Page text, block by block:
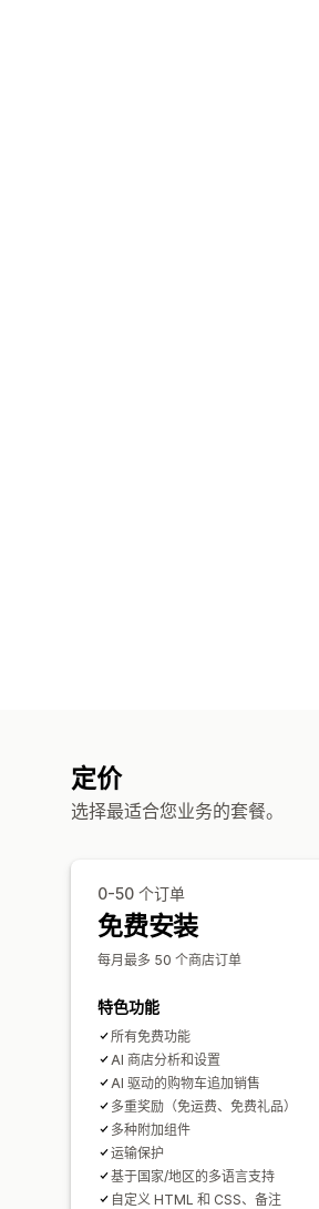
定价
选择最适合您业务的套餐。
0-50 个订单
免费安装
每月最多 50 个商店订单
特色功能
所有免费功能
AI 商店分析和设置
AI 驱动的购物车追加销售
多重奖励（免运费、免费礼品）
多种附加组件
运输保护
基于国家/地区的多语言支持
自定义 HTML 和 CSS、备注